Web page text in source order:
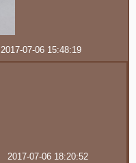
2017-07-06 15:48:19
2017-07-06 18:20:52